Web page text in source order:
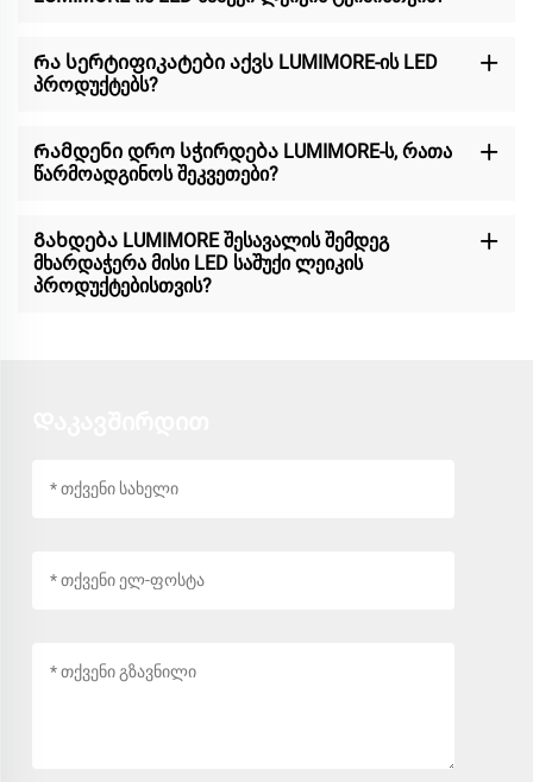
Რა სერტიფიკატები აქვს LUMIMORE-ის LED
პროდუქტებს?
Რამდენი დრო სჭირდება LUMIMORE-ს, რათა
წარმოადგინოს შეკვეთები?
Გახდება LUMIMORE შესავალის შემდეგ
მხარდაჭერა მისი LED საშუქი ლეიკის
პროდუქტებისთვის?